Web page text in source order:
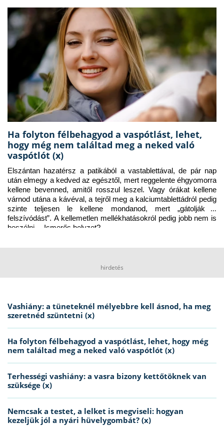
Ha folyton félbehagyod a vaspótlást, lehet,
hogy még nem találtad meg a neked való
vaspótlót (x)
Elszántan hazatérsz a patikából a vastablettával, de pár nap
után elmegy a kedved az egésztől, mert reggelente éhgyomorra
kellene bevenned, amitől rosszul leszel. Vagy órákat kellene
várnod utána a kávéval, a tejről meg a kalciumtablettádról pedig
szinte teljesen le kellene mondanod, mert „gátolják a
felszívódást”. A kellemetlen mellékhatásokról pedig jobb nem is
beszélni… Ismerős helyzet?
hirdetés
Vashiány: a tüneteknél mélyebbre kell ásnod, ha meg
szeretnéd szüntetni (x)
Ha folyton félbehagyod a vaspótlást, lehet, hogy még
nem találtad meg a neked való vaspótlót (x)
Terhességi vashiány: a vasra bizony kettőtöknek van
szüksége (x)
Nemcsak a testet, a lelket is megviseli: hogyan
kezeljük jól a nyári hüvelygombát? (x)